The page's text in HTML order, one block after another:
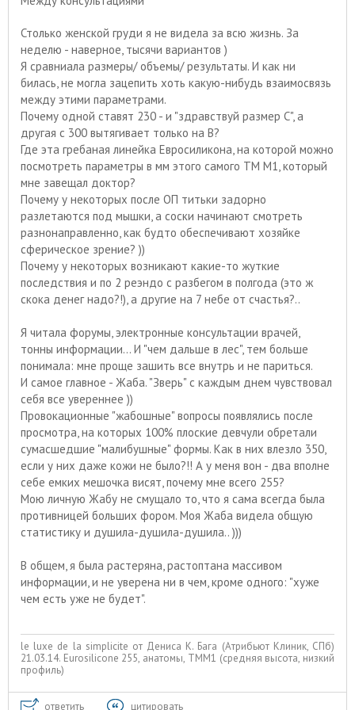
Столько женской груди я не видела за всю жизнь. За
неделю - наверное, тысячи вариантов )
Я сравниала размеры/ объемы/ результаты. И как ни
билась, не могла зацепить хоть какую-нибудь взаимосвязь
между этими параметрами.
Почему одной ставят 230 - и "здравствуй размер С", а
другая с 300 вытягивает только на В?
Где эта гребаная линейка Евросиликона, на которой можно
посмотреть параметры в мм этого самого ТМ М1, который
мне завещал доктор?
Почему у некоторых после ОП титьки задорно
разлетаются под мышки, а соски начинают смотреть
разнонаправленно, как будто обеспечивают хозяйке
сферическое зрение? ))
Почему у некоторых возникают какие-то жуткие
последствия и по 2 реэндо с разбегом в полгода (это ж
скока денег надо?!), а другие на 7 небе от счастья?..
Я читала форумы, электронные консультации врачей,
тонны информации... И "чем дальше в лес", тем больше
понимала: мне проще зашить все внутрь и не париться.
И самое главное - Жаба. "Зверь" с каждым днем чувствовал
себя все увереннее ))
Провокационные "жабошные" вопросы появлялись после
просмотра, на которых 100% плоские девчули обретали
сумасшедшие "малибушные" формы. Как в них влезло 350,
если у них даже кожи не было?!! А у меня вон - два вполне
себе емких мешочка висят, почему мне всего 255?
Мою личную Жабу не смущало то, что я сама всегда была
противницей больших фором. Моя Жаба видела общую
статистику и душила-душила-душила.. )))
В общем, я была растеряна, растоптана массивом
информации, и не уверена ни в чем, кроме одного: "хуже
чем есть уже не будет".
le luxe de la simplicite от Дениса К. Бага (Атрибьют Клиник, СПб)
21.03.14. Eurosiliconе 255, анатомы, ТММ1 (средняя высота, низкий
профиль)
ответить цитировать